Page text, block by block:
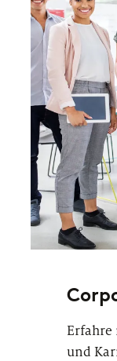
Erfahre
und